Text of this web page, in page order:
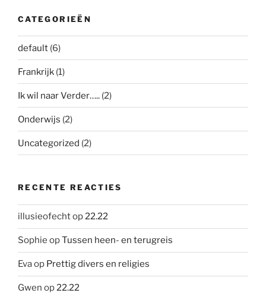
CATEGORIEËN
default (6)
Frankrijk (1)
Ik wil naar Verder….. (2)
Onderwijs (2)
Uncategorized (2)
RECENTE REACTIES
illusieofechtop22.22
Sophie opTussen heen- en terugreis
Evaop Prettig divers en religies
Gwen op22.22